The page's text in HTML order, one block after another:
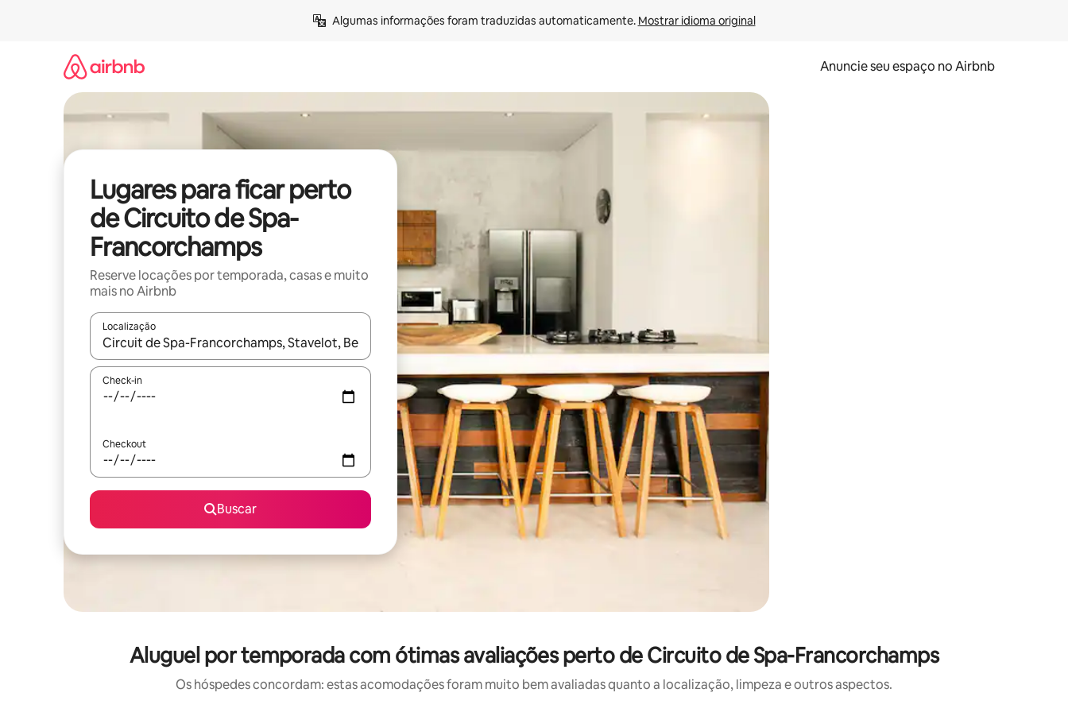
Algumas informações foram traduzidas automaticamente. Mostrar idioma original
Anuncie seu espaço no Airbnb
Lugares para ficar perto
de Circuito de Spa-
Francorchamps
Reserve locações por temporada, casas e muito
mais no Airbnb
Localização
Quando os resultados estiverem disponíveis, explore-os usando as seta para cima e para baixo do teclado ou tocando e deslizando o dedo na tela.
Check-in
Checkout
Buscar
Aluguel por temporada com ótimas avaliações perto de Circuito de Spa-Francorchamps
Os hóspedes concordam: estas acomodações foram muito bem avaliadas quanto a localização, limpeza e outros aspectos.